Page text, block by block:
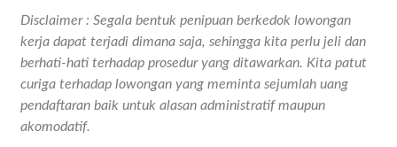
Disclaimer : Segala bentuk penipuan berkedok lowongan
kerja dapat terjadi dimana saja, sehingga kita perlu jeli dan
berhati-hati terhadap prosedur yang ditawarkan. Kita patut
curiga terhadap lowongan yang meminta sejumlah uang
pendaftaran baik untuk alasan administratif maupun
akomodatif.